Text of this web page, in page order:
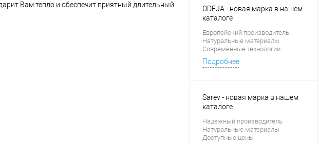
Вам тепло и обеспечит приятный длительный
ODEJA - новая марка в нашем
каталоге
Европейский производитель
Натуральные материалы
Современные технологии
Подробнее
Sarev - новая марка в нашем
каталоге
Надежный производитель
Натуральные материалы
Доступные цены